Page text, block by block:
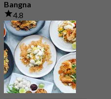
Bangna
4.8
741 予約済み
から฿ 425